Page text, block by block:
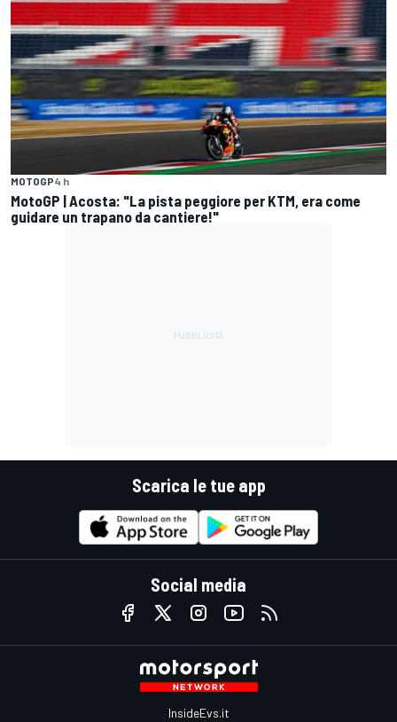
MOTOGP4 h
MotoGP | Acosta: "La pista peggiore per KTM, era come
guidare un trapano da cantiere!"
Scarica le tue app
Social media
InsideEvs.it